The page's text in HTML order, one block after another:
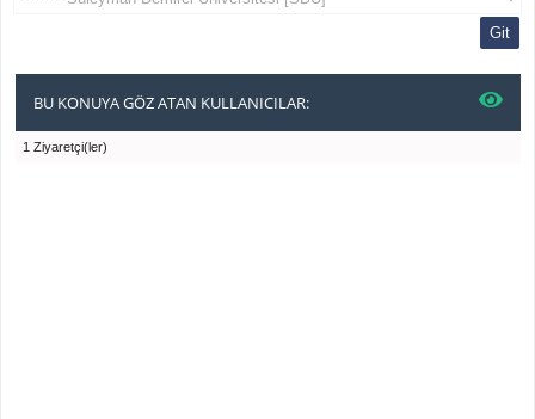
BU KONUYA GÖZ ATAN KULLANICILAR:
1 Ziyaretçi(ler)